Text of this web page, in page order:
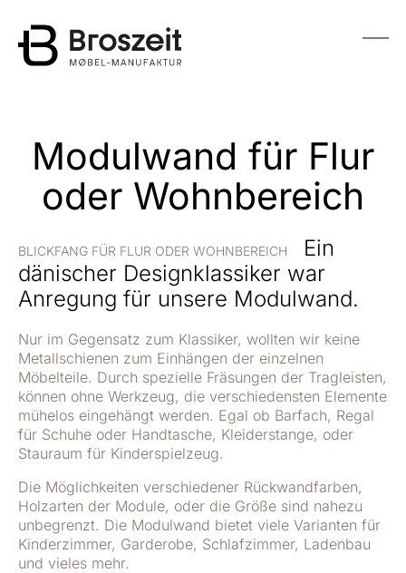
Modulwand für Flur
oder Wohnbereich
BLICKFANG FÜR FLUR ODER WOHNBEREICH
Ein
dänischer Designklassiker war
Anregung für unsere Modulwand.
Nur im Gegensatz zum Klassiker, wollten wir keine
Metallschienen zum Einhängen der einzelnen
Möbelteile. Durch spezielle Fräsungen der Tragleisten,
können ohne Werkzeug, die verschiedensten Elemente
mühelos eingehängt werden. Egal ob Barfach, Regal
für Schuhe oder Handtasche, Kleiderstange, oder
Stauraum für Kinderspielzeug.
Die Möglichkeiten verschiedener Rückwandfarben,
Holzarten der Module, oder die Größe sind nahezu
unbegrenzt. Die Modulwand bietet viele Varianten für
Kinderzimmer, Garderobe, Schlafzimmer, Ladenbau
und vieles mehr.